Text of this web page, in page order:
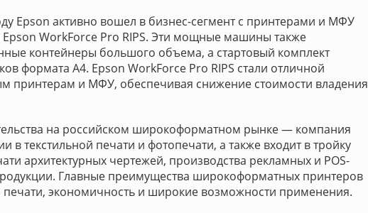
Epson активно вошел в бизнес-сегмент с принтерами и МФУ
WorkForce Pro RIPS. Эти мощные машины также
контейнеры большого объема, а стартовый комплект
формата А4. Epson WorkForce Pro RIPS стали отличной
принтерам и МФУ, обеспечивая снижение стоимости владения
на российском широкоформатном рынке — компания
текстильной печати и фотопечати, а также входит в тройку
архитектурных чертежей, производства рекламных и POS-
Главные преимущества широкоформатных принтеров
экономичность и широкие возможности применения.